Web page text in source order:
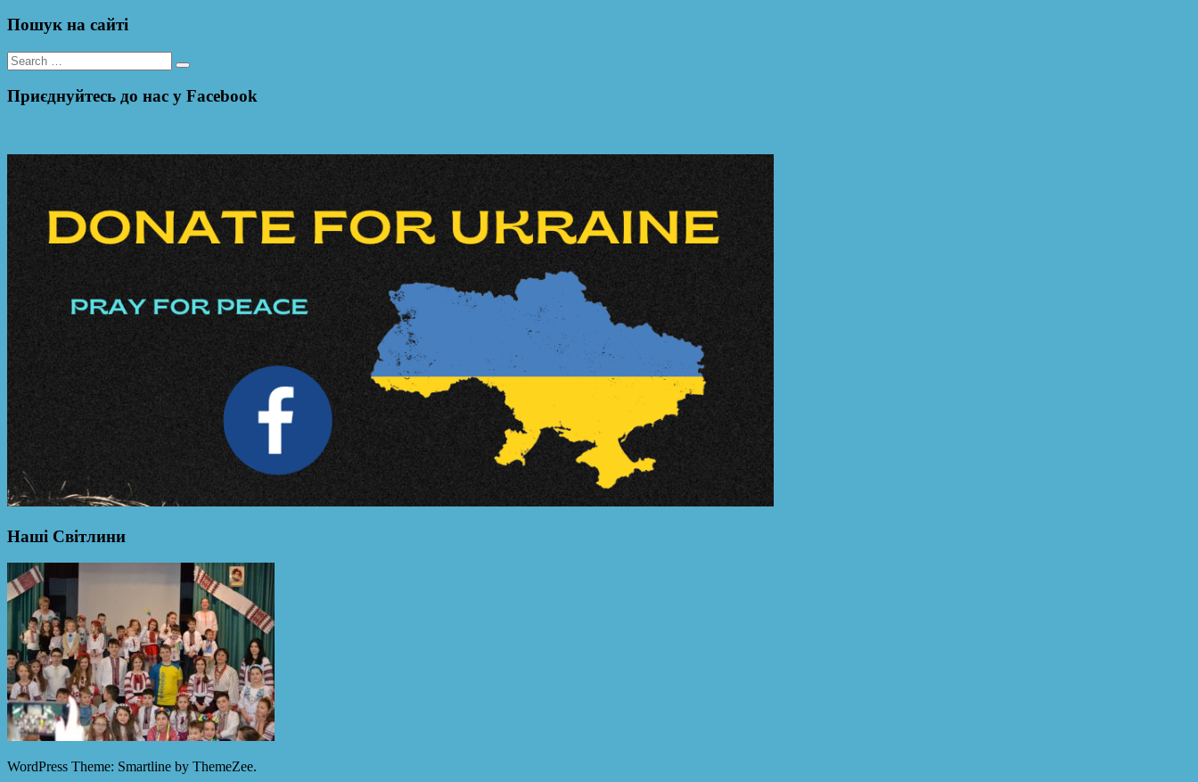
Пошук на сайті
Search
for:
Приєднуйтесь до нас у Facebook
Наші Світлини
WordPress Theme: Smartline by ThemeZee.